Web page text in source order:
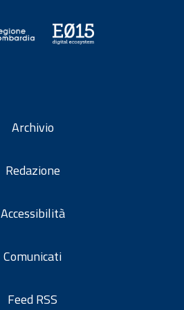
Archivio
Redazione
Accessibilità
Comunicati
Feed RSS